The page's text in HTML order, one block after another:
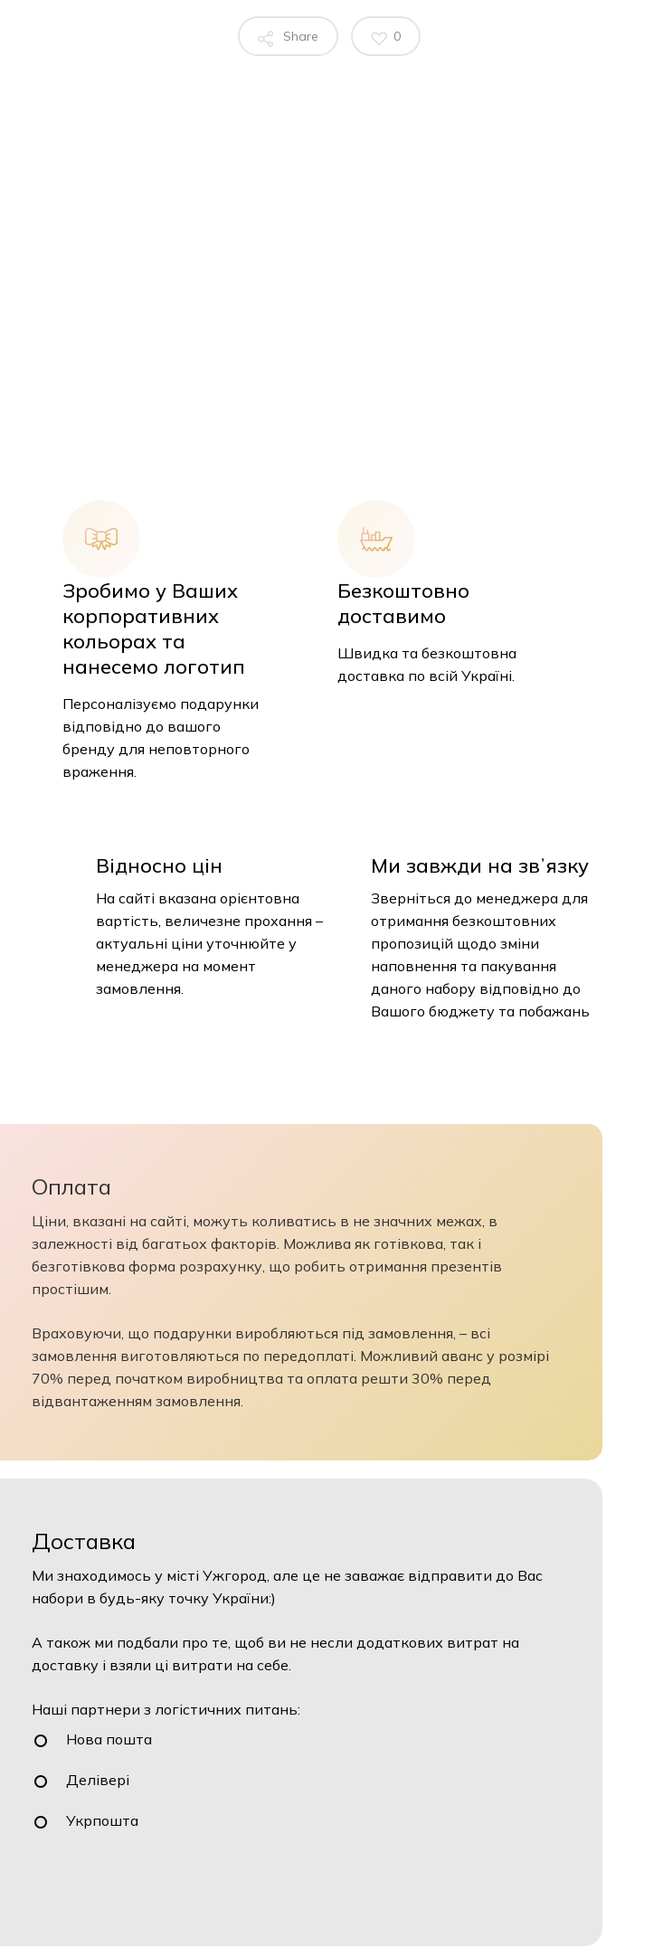
У кошику немає товарів.
Share 0
Зробимо у Ваших
корпоративних
кольорах та
нанесемо логотип
Персоналізуємо подарунки
відповідно до вашого
бренду для неповторного
враження.
Безкоштовно
доставимо
Швидка та безкоштовна
доставка по всій Україні.
Відносно цін
На сайті вказана орієнтовна
вартість, величезне прохання –
актуальні ціни уточнюйте у
менеджера на момент
замовлення.
Ми завжди на звʼязку
Зверніться до менеджера для
отримання безкоштовних
пропозицій щодо зміни
наповнення та пакування
даного набору відповідно до
Вашого бюджету та побажань
Оплата
Ціни, вказані на сайті, можуть коливатись в не значних межах, в
залежності від багатьох факторів. Можлива як готівкова, так і
безготівкова форма розрахунку, що робить отримання презентів
простішим.
Враховуючи, що подарунки виробляються під замовлення, – всі
замовлення виготовляються по передоплаті. Можливий аванс у розмірі
70% перед початком виробництва та оплата решти 30% перед
відвантаженням замовлення.
Доставка
Ми знаходимось у місті Ужгород, але це не заважає відправити до Вас
набори в будь-яку точку України:)
А також ми подбали про те, щоб ви не несли додаткових витрат на
доставку і взяли ці витрати на себе.
Наші партнери з логістичних питань:
Нова пошта
Делівері
Укрпошта